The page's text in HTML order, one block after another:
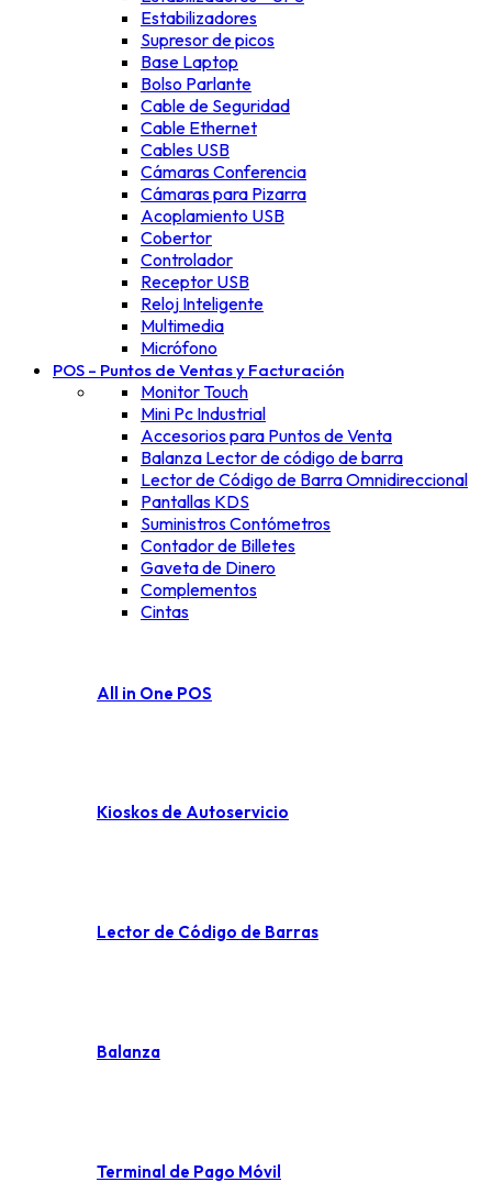
Estabilizadores
Supresor de picos
Base Laptop
Bolso Parlante
Cable de Seguridad
Cable Ethernet
Cables USB
Cámaras Conferencia
Cámaras para Pizarra
Acoplamiento USB
Cobertor
Controlador
Receptor USB
Reloj Inteligente
Multimedia
Micrófono
POS – Puntos de Ventas y Facturación
Monitor Touch
Mini Pc Industrial
Accesorios para Puntos de Venta
Balanza Lector de código de barra
Lector de Código de Barra Omnidireccional
Pantallas KDS
Suministros Contómetros
Contador de Billetes
Gaveta de Dinero
Complementos
Cintas
All in One POS
Kioskos de Autoservicio
Lector de Código de Barras
Balanza
Terminal de Pago Móvil